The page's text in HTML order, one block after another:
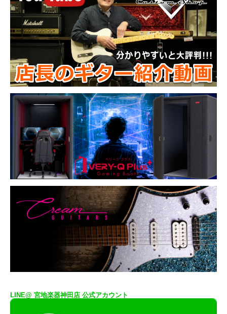
LINE@ 宮地楽器神田店 公式アカウント